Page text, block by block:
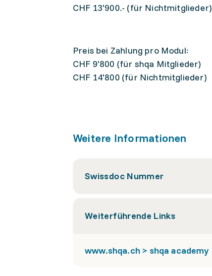
CHF 13'900.- (für Nichtmitglieder)
Preis bei Zahlung pro Modul:
CHF 9'800 (für shqa Mitglieder)
CHF 14'800 (für Nichtmitglieder)
Weitere Informationen
Swissdoc Nummer
Weiterführende Links
www.shqa.ch > shqa academy